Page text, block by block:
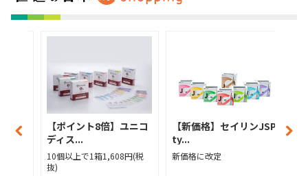
ィカ
【ポイント8倍】ユニコ
ディス...
10個以上で1箱1,608円(税
抜)
【新価格】セイリンJSP
ty...
新価格に改定